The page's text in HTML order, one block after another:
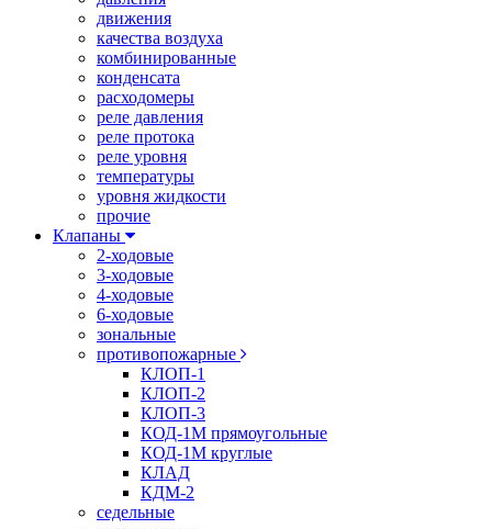
движения
качества воздуха
комбинированные
конденсата
расходомеры
реле давления
реле протока
реле уровня
температуры
уровня жидкости
прочие
Клапаны
2-ходовые
3-ходовые
4-ходовые
6-ходовые
зональные
противопожарные
КЛОП-1
КЛОП-2
КЛОП-3
КОД-1М прямоугольные
КОД-1М круглые
КЛАД
КДМ-2
седельные